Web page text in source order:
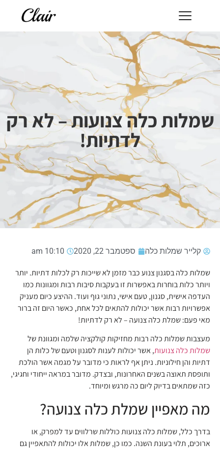
שמלות כלה צנועות – לא רק
לדתיות!
קלייר שמלות כלה ספטמבר 22, 2020 10:10 am
שמלות כלה בסגנון צנוע כבר מזמן לא שייכות רק לכלות דתיות. יותר
ויותר כלות בוחרות באפשרות זו בעקבות סיבות רבות ומגוונות כמו
העדפה אישית, סגנון, טעם אישי, נתוני גוף ועוד. ההיצע כיום מעניק
אפשרויות רבות אשר יכולות להתאים לכל אחת, כאשר היום זה ברור
מאי פעם: שמלת כלה צנועה – לא רק לדתיות!
מעצבות שמלות כלה רבות מחזיקות קולקציה שלמה ומגוונת של
שמלות כלה צנועות, אשר יכולות לענות לסגנון וטעם של כלות הן
דתיות והן חילוניות. ניתן אף לראות כי מדובר על מגמה אשר הולכת
ותופסת תאוצה בשנים האחרונות, ובצדק. מדובר במראה ייחודי וחגיגי,
כזה שמתאים בדיוק ליום כה מרגש ומיוחד.
מה מאפיין שמלת כלה צנועה?
בדרך כלל, שמלות כלה צנועות כוללות שרלווים עד למפרק, או
ארוכים, תלוי בעונת השנה. כמו כן, שמלות אלו יכולות להתאפיין גם